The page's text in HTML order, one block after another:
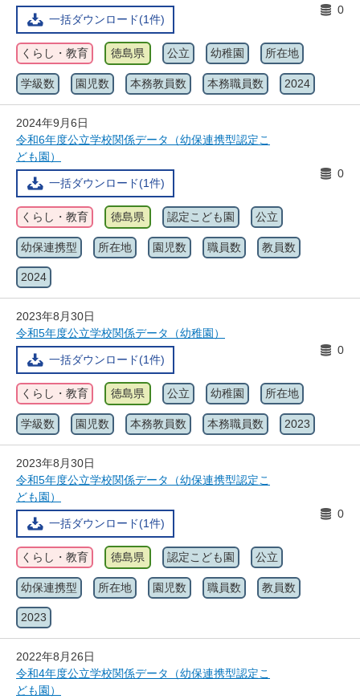
一括ダウンロード(1件)
0
くらし・教育 徳島県 公立 幼稚園 所在地
学級数 園児数 本務教員数 本務職員数 2024
2024年9月6日
令和6年度公立学校関係データ（幼保連携型認定こ
ども園）
一括ダウンロード(1件)
0
くらし・教育 徳島県 認定こども園 公立
幼保連携型 所在地 園児数 職員数 教員数
2024
2023年8月30日
令和5年度公立学校関係データ（幼稚園）
一括ダウンロード(1件)
0
くらし・教育 徳島県 公立 幼稚園 所在地
学級数 園児数 本務教員数 本務職員数 2023
2023年8月30日
令和5年度公立学校関係データ（幼保連携型認定こ
ども園）
一括ダウンロード(1件)
0
くらし・教育 徳島県 認定こども園 公立
幼保連携型 所在地 園児数 職員数 教員数
2023
2022年8月26日
令和4年度公立学校関係データ（幼保連携型認定こ
ども園）